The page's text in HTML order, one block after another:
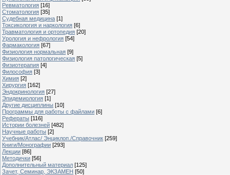
Ревматология [16]
Стоматология [35]
Судебная медицина [1]
Токсикология и наркология [6]
Травматология и ортопедия [20]
Урология и нефрология [54]
Фармакология [67]
Физиология нормальная [9]
Физиология патологическая [5]
Физиотерапия [4]
Философия [3]
Химия [2]
Хирургия [162]
Эндокринология [27]
Эпидемиология [1]
Другие дисциплины [10]
Программы для работы с файлами [6]
Рефераты [116]
Истории болезней [482]
Научные работы [2]
Учебник/Атлас/ Энциклоп./Справочник [259]
Книги/Монографии [293]
Лекции [86]
Методички [56]
Дополнительный материал [125]
Зачет, Семинар, ЭКЗАМЕН [50]